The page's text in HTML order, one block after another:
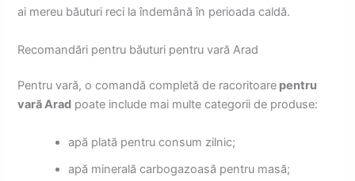
ai mereu băuturi reci la îndemână în perioada caldă.
Recomandări pentru băuturi pentru vară Arad
Pentru vară, o comandă completă de racoritoare pentru
vară Arad poate include mai multe categorii de produse:
apă plată pentru consum zilnic;
apă minerală carbogazoasă pentru masă;